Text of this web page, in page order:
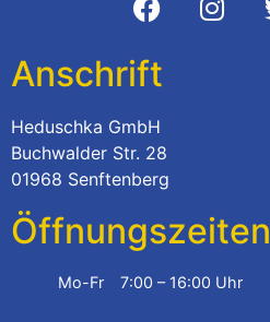
Anschrift
Heduschka GmbH
Buchwalder Str. 28
01968 Senftenberg
Öffnungszeiten
Mo-Fr 7:00 – 16:00 Uhr